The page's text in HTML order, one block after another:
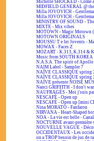
Michelle SHOCKED - Come
MIDFIELD GENERAL @
Milla JOVOVICH -
Milla JOVOVICH -
MINISTRY OF SOUND -
MIXTE - Mix vibes
MOTOWN - Magic Motown
MOTOWN ORIGINALS
MOUSSU T e lei Jovents -
MOWAX - Faces Z
MOZART - K.313, K.314 &
Music from SOUTH KOREA
N.A.S.A. The spirit of Apollo
NAIM Label - Sampler 7
NAÏVE CLASSIQUE spring
NAÏVE CLASSIQUE spring
NAÏVE présente NOISE
Nanci GRIFFITH - I don't
NAUFRAGÉS - Moi j'suis
NESCAFÉ - Open up
NESCAFÉ - Open up [mini
Nina MORATO - Fanfaron
NIRVANA - Heart-Shaped
NOA - La vie est belle -
NOCTURNE avant-première
NOUVELLE VAGUE -
OCCIDENTAUX - Les
on a TROP besoin de jus de